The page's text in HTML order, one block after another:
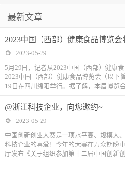
最新文章
2023中国（西部）健康食品博览会
2023-05-29
5月29日，记者从2023中国（西部）健康
2023中国（西部）健康食品博览会（以下
19日在四川绵阳举行。据了解，本届博览
@浙江科技企业，向您邀约~
2023-05-29
中国创新创业大赛是一项水平高、规模大
科技企业的喜爱！今年的大赛在万众期盼
厅发布《关于组织参加第十二届中国创新